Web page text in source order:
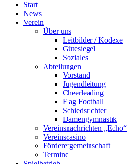
Start
News
Verein
Über uns
Leitbilder / Kodexe
Gütesiegel
Soziales
Abteilungen
Vorstand
Jugendleitung
Cheerleading
Flag Football
Schiedsrichter
Damengymnastik
Vereinsnachrichten „Echo“
Vereinscasino
Förderergemeinschaft
Termine